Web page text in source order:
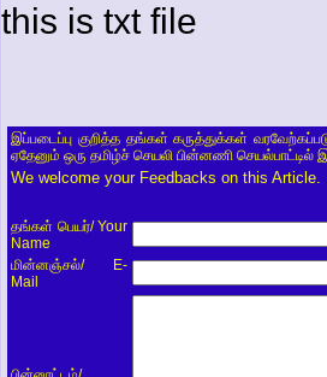
this is txt file
இப்படைப்பு குறித்த தங்கள் கருத்துக்கள்
ஏதேனும் ஒரு தமிழ்ச் செயலி பின்னணி செயல்பாட்டில்
We welcome your Feedbacks on this
தங்கள் பெயர்/ Your
Name
மின்னஞ்சல்/ E-
Mail